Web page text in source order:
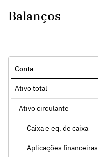
Balanços
Conta
Ativo total
Ativo circulante
Caixa e eq. de caixa
Aplicações financeiras